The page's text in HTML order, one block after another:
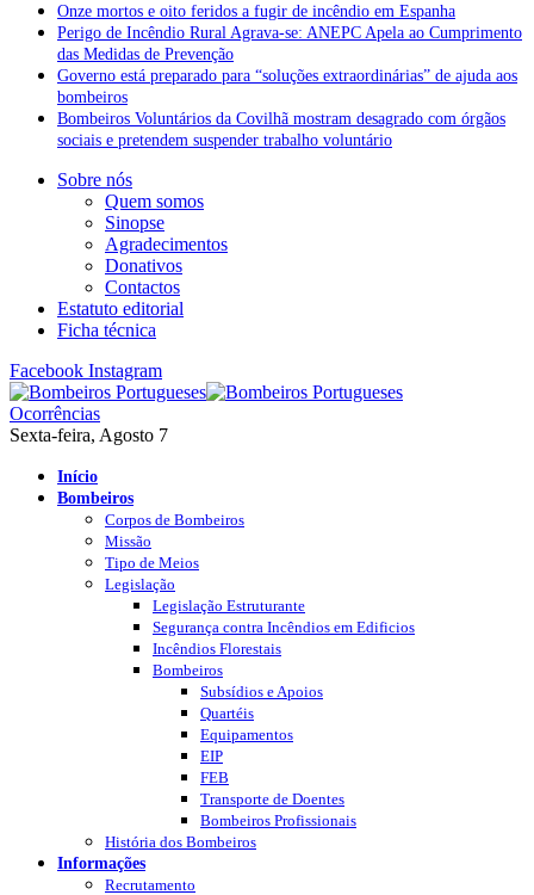
Onze mortos e oito feridos a fugir de incêndio em Espanha
Perigo de Incêndio Rural Agrava-se: ANEPC Apela ao Cumprimento
das Medidas de Prevenção
Governo está preparado para “soluções extraordinárias” de ajuda aos
bombeiros
Bombeiros Voluntários da Covilhã mostram desagrado com órgãos
sociais e pretendem suspender trabalho voluntário
Sobre nós
Quem somos
Sinopse
Agradecimentos
Donativos
Contactos
Estatuto editorial
Ficha técnica
Facebook Instagram
Ocorrências
Sexta-feira, Agosto 7
Início
Bombeiros
Corpos de Bombeiros
Missão
Tipo de Meios
Legislação
Legislação Estruturante
Segurança contra Incêndios em Edificios
Incêndios Florestais
Bombeiros
Subsídios e Apoios
Quartéis
Equipamentos
EIP
FEB
Transporte de Doentes
Bombeiros Profissionais
História dos Bombeiros
Informações
Recrutamento